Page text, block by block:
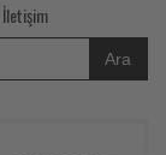
İletişim
Ara